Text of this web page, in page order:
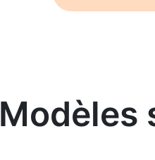
Modèles